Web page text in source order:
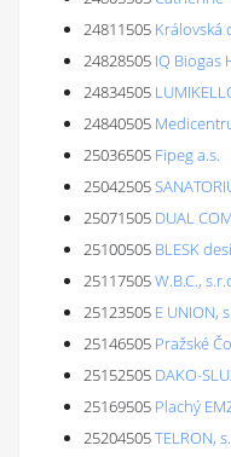
24811505 Královská
24828505 IQ Biogas
24834505
24840505
25036505 Fipeg a.s.
25042505
25071505 DUAL
25100505 BLESK
25117505W.B.C.,
25123505 E UNION,
25146505 Pražské
25152505 DAKO-
25169505 Plachý
25204505TELRON,